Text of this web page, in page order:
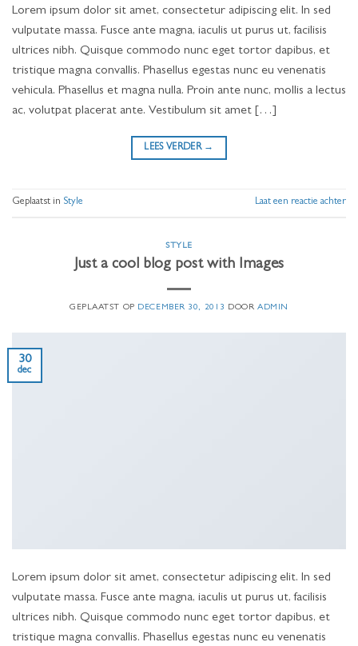
Lorem ipsum dolor sit amet, consectetur adipiscing elit. In sed
vulputate massa. Fusce ante magna, iaculis ut purus ut, facilisis
ultrices nibh. Quisque commodo nunc eget tortor dapibus, et
tristique magna convallis. Phasellus egestas nunc eu venenatis
vehicula. Phasellus et magna nulla. Proin ante nunc, mollis a lectus
ac, volutpat placerat ante. Vestibulum sit amet […]
LEES VERDER →
Geplaatst in Style Laat een reactie achter
STYLE
Just a cool blog post with Images
GEPLAATST OP DECEMBER 30, 2013 DOORADMIN
30
dec
Lorem ipsum dolor sit amet, consectetur adipiscing elit. In sed
vulputate massa. Fusce ante magna, iaculis ut purus ut, facilisis
ultrices nibh. Quisque commodo nunc eget tortor dapibus, et
tristique magna convallis. Phasellus egestas nunc eu venenatis